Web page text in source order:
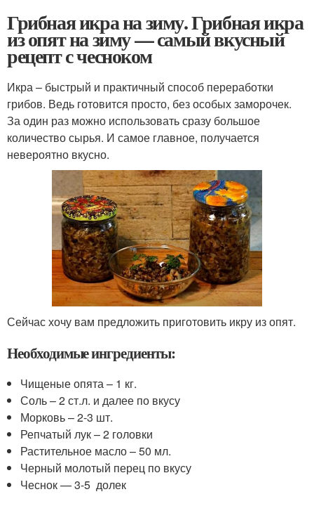
Грибная икра на зиму. Грибная икра
из опят на зиму — самый вкусный
рецепт с чесноком
Икра – быстрый и практичный способ переработки
грибов. Ведь готовится просто, без особых заморочек.
За один раз можно использовать сразу большое
количество сырья. И самое главное, получается
невероятно вкусно.
Сейчас хочу вам предложить приготовить икру из опят.
Необходимые ингредиенты:
Чищеные опята – 1 кг.
Соль – 2 ст.л. и далее по вкусу
Морковь – 2-3 шт.
Репчатый лук – 2 головки
Растительное масло – 50 мл.
Черный молотый перец по вкусу
Чеснок — 3-5 долек